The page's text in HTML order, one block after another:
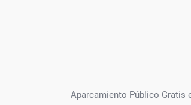
Aparcamiento Público Gratis